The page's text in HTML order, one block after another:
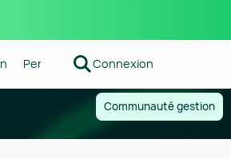
Pennylane Centre d'aide
Connexion
Communauté gestion